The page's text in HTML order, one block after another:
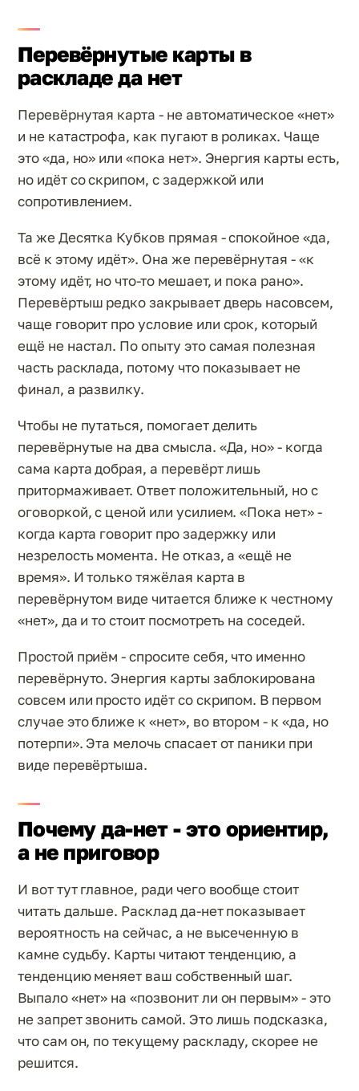
Перевёрнутые карты в
раскладе да нет
Перевёрнутая карта - не автоматическое «нет»
и не катастрофа, как пугают в роликах. Чаще
это «да, но» или «пока нет». Энергия карты есть,
но идёт со скрипом, с задержкой или
сопротивлением.
Та же Десятка Кубков прямая - спокойное «да,
всё к этому идёт». Она же перевёрнутая - «к
этому идёт, но что-то мешает, и пока рано».
Перевёртыш редко закрывает дверь насовсем,
чаще говорит про условие или срок, который
ещё не настал. По опыту это самая полезная
часть расклада, потому что показывает не
финал, а развилку.
Чтобы не путаться, помогает делить
перевёрнутые на два смысла. «Да, но» - когда
сама карта добрая, а перевёрт лишь
притормаживает. Ответ положительный, но с
оговоркой, с ценой или усилием. «Пока нет» -
когда карта говорит про задержку или
незрелость момента. Не отказ, а «ещё не
время». И только тяжёлая карта в
перевёрнутом виде читается ближе к честному
«нет», да и то стоит посмотреть на соседей.
Простой приём - спросите себя, что именно
перевёрнуто. Энергия карты заблокирована
совсем или просто идёт со скрипом. В первом
случае это ближе к «нет», во втором - к «да, но
потерпи». Эта мелочь спасает от паники при
виде перевёртыша.
Почему да-нет - это ориентир,
а не приговор
И вот тут главное, ради чего вообще стоит
читать дальше. Расклад да-нет показывает
вероятность на сейчас, а не высеченную в
камне судьбу. Карты читают тенденцию, а
тенденцию меняет ваш собственный шаг.
Выпало «нет» на «позвонит ли он первым» - это
не запрет звонить самой. Это лишь подсказка,
что сам он, по текущему раскладу, скорее не
решится.